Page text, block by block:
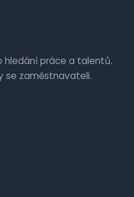
hledání práce a talentů.
se zaměstnavateli.